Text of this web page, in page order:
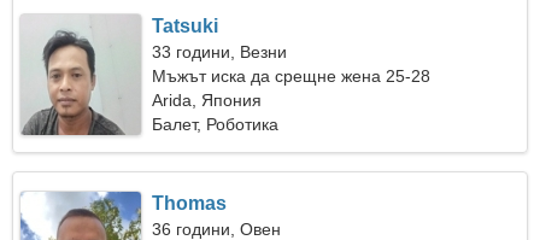
Tatsuki
33 години, Везни
Мъжът иска да срещне жена 25-28
Arida, Япония
Балет, Роботика
Thomas
36 години, Овен